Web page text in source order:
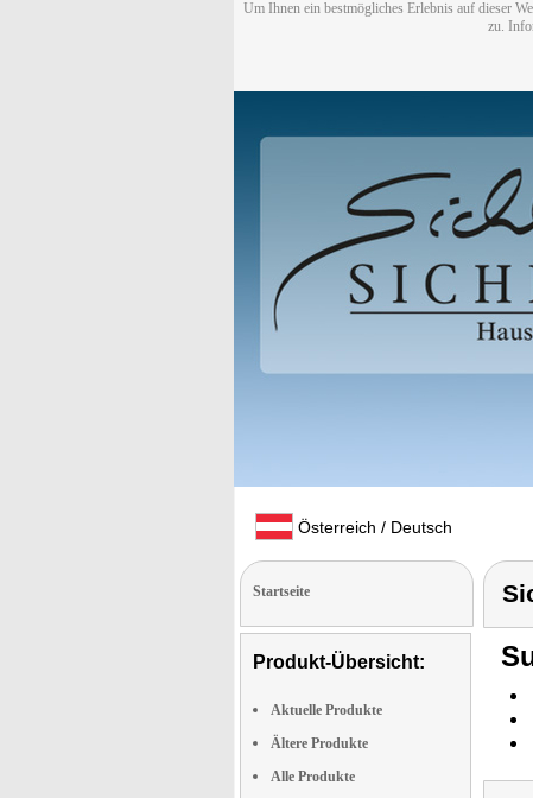
Um Ihnen ein bestmögliches Erlebnis auf dieser
zu.
Österreich / Deutsch
Startseite
Produkt-Übersicht:
Aktuelle Produkte
Ältere Produkte
Alle Produkte